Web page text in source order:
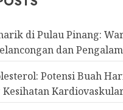
di Pulau Pinang:
dan
Potensi Buah